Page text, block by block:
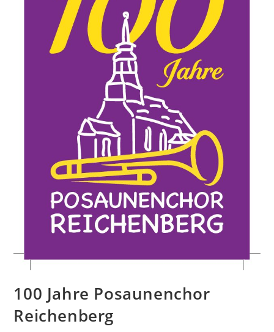
100 Jahre Posaunenchor
Reichenberg